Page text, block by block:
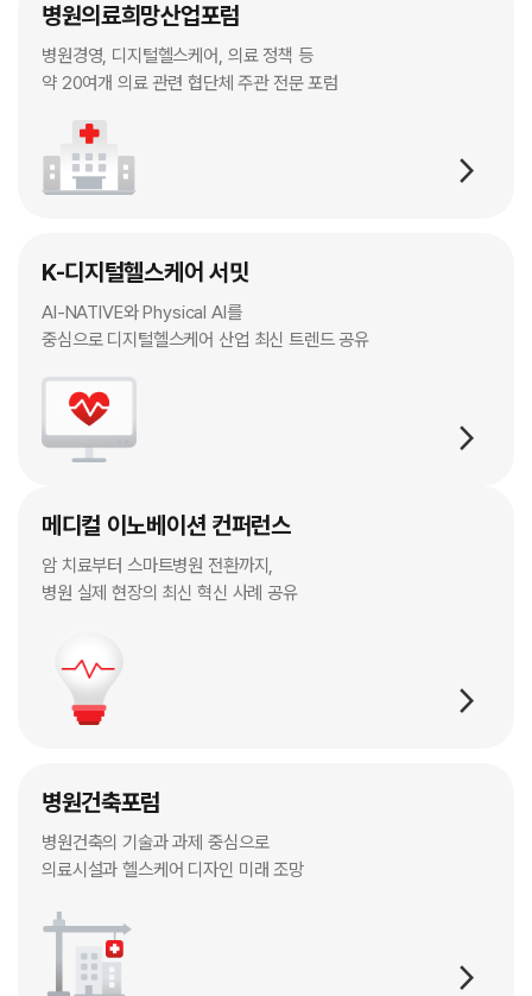
병원의료희망산업포럼
병원경영, 디지털헬스케어, 의료 정책 등
약 20여개 의료 관련 협단체 주관 전문 포럼
arrow_forward_ios
K-디지털헬스케어 서밋
AI-NATIVE와 Physical AI를
중심으로 디지털헬스케어 산업 최신 트렌드 공유
arrow_forward_ios
메디컬 이노베이션 컨퍼런스
암 치료부터 스마트병원 전환까지,
병원 실제 현장의 최신 혁신 사례 공유
arrow_forward_ios
병원건축포럼
병원건축의 기술과 과제 중심으로
의료시설과 헬스케어 디자인 미래 조망
arrow_forward_ios